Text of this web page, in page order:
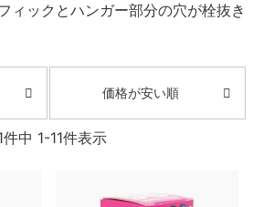
ィックとハンガー部分の穴が栓抜き
価格が安い順
件中 1-11件表示
（フォーミュラフォ
フォーミュラ）
ィーエフ）
ドラゴンフォーミュ
ム
トの歴史
記